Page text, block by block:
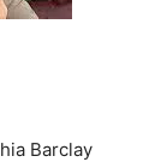
Barclay